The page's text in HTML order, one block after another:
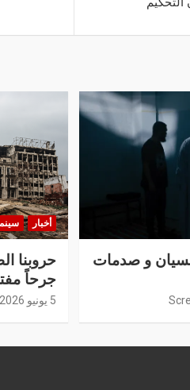
و صدمات
أخبار
حروبنا
جرحاً
5 يونيو 2026